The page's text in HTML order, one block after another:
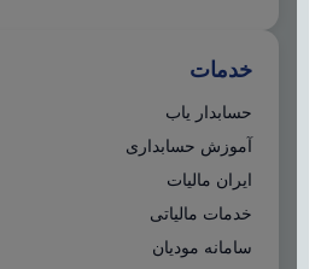
خدمات
حسابدار یاب
آموزش حسابداری
ایران مالیات
خدمات مالیاتی
سامانه مودیان